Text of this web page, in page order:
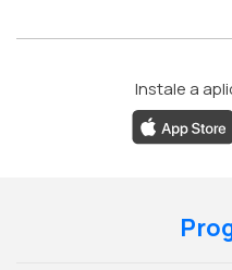
Instale a